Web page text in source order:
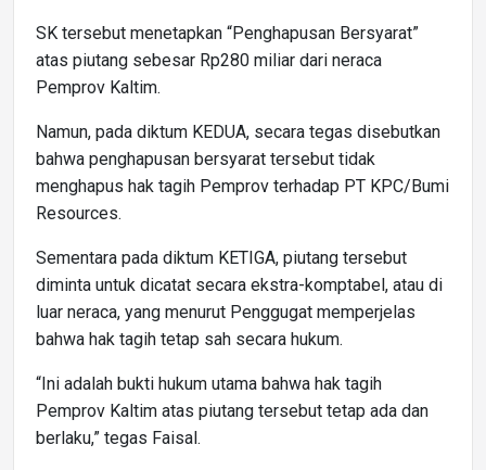
SK tersebut menetapkan “Penghapusan Bersyarat”
atas piutang sebesar Rp280 miliar dari neraca
Pemprov Kaltim.
Namun, pada diktum KEDUA, secara tegas disebutkan
bahwa penghapusan bersyarat tersebut tidak
menghapus hak tagih Pemprov terhadap PT KPC/Bumi
Resources.
Sementara pada diktum KETIGA, piutang tersebut
diminta untuk dicatat secara ekstra-komptabel, atau di
luar neraca, yang menurut Penggugat memperjelas
bahwa hak tagih tetap sah secara hukum.
“Ini adalah bukti hukum utama bahwa hak tagih
Pemprov Kaltim atas piutang tersebut tetap ada dan
berlaku,” tegas Faisal.